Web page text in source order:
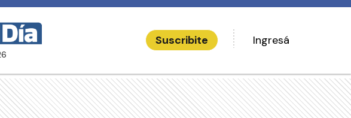
Suscribite Ingresá